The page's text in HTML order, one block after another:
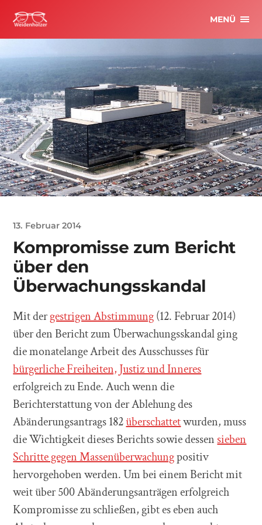
MENÜ
13. Februar 2014
Kompromisse zum Bericht
über den
Überwachungsskandal
Mit dergestrigen Abstimmung(12. Februar 2014)
über den Bericht zum Überwachungsskandal ging
die monatelange Arbeit des Ausschusses für
bürgerliche Freiheiten, Justiz und Inneres
erfolgreich zu Ende. Auch wenn die
Berichterstattung von der Ablehung des
Abänderungsantrags 182überschattetwurden, muss
die Wichtigkeit dieses Berichts sowie dessen sieben
Schritte gegen Massenüberwachungpositiv
hervorgehoben werden. Um bei einem Bericht mit
weit über 500 Abänderungsanträgen erfolgreich
Kompromisse zu schließen, gibt es eben auch